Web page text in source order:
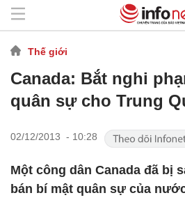
Thế giới
Canada: Bắt nghi
quân sự cho Trung
02/12/2013 - 10:28
Một công dân Canada đã bị
bán bí mật quân sự của